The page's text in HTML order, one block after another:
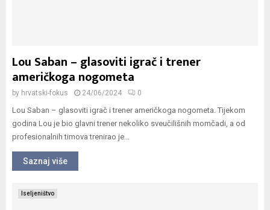
Lou Saban – glasoviti igrač i trener
američkoga nogometa
by hrvatski-fokus 24/06/2024 0
Lou Saban – glasoviti igrač i trener američkoga nogometa. Tijekom
godina Lou je bio glavni trener nekoliko sveučilišnih momčadi, a od
profesionalnih timova trenirao je...
Saznaj više
Iseljeništvo